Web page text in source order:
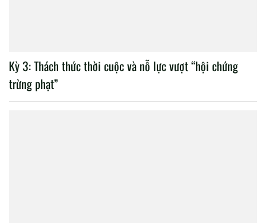
Kỳ 3: Thách thức thời cuộc và nỗ lực vượt “hội chứng
trừng phạt”